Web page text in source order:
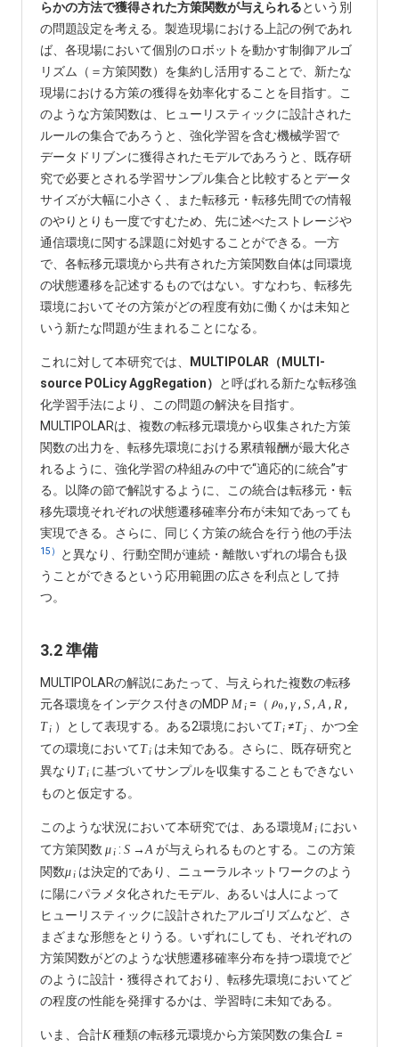
らかの方法で獲得された方策関数が与えられるという別
の問題設定を考える。製造現場における上記の例であれ
ば、各現場において個別のロボットを動かす制御アルゴ
リズム（＝方策関数）を集約し活用することで、新たな
現場における方策の獲得を効率化することを目指す。こ
のような方策関数は、ヒューリスティックに設計された
ルールの集合であろうと、強化学習を含む機械学習で
データドリブンに獲得されたモデルであろうと、既存研
究で必要とされる学習サンプル集合と比較するとデータ
サイズが大幅に小さく、また転移元・転移先間での情報
のやりとりも一度ですむため、先に述べたストレージや
通信環境に関する課題に対処することができる。一方
で、各転移元環境から共有された方策関数自体は同環境
の状態遷移を記述するものではない。すなわち、転移先
環境においてその方策がどの程度有効に働くかは未知と
いう新たな問題が生まれることになる。
これに対して本研究では、
MULTIPOLAR（MULTI-
source POLicy AggRegation）
と呼ばれる新たな転移強
化学習手法により、この問題の解決を目指す。
MULTIPOLARは、複数の転移元環境から収集された方策
関数の出力を、転移先環境における累積報酬が最大化さ
れるように、強化学習の枠組みの中で“適応的に統合”す
る。以降の節で解説するように、この統合は転移元・転
移先環境それぞれの状態遷移確率分布が未知であっても
実現できる。さらに、同じく方策の統合を行う他の手法
15）
と異なり、行動空間が連続・離散いずれの場合も扱
うことができるという応用範囲の広さを利点として持
つ。
3.2 準備
MULTIPOLARの解説にあたって、与えられた複数の転移
元各環境をインデクス付きのMDP Mi =（ , γ , S , A , R ,
Ti ）として表現する。ある2環境においてTi ≠T j
、かつ全
ての環境においてTi は未知である。さらに、既存研究と
異なり Ti に基づいてサンプルを収集することもできない
ものと仮定する。
このような状況において本研究では、ある環境Mi におい
て方策関数 μi : S → A が与えられるものとする。この方策
関数μi は決定的であり、ニューラルネットワークのよう
に陽にパラメタ化されたモデル、あるいは人によって
ヒューリスティックに設計されたアルゴリズムなど、さ
まざまな形態をとりうる。いずれにしても、それぞれの
方策関数がどのような状態遷移確率分布を持つ環境でど
のように設計・獲得されており、転移先環境においてど
の程度の性能を発揮するかは、学習時に未知である。
いま、合計K種類の転移元環境から方策関数の集合L =